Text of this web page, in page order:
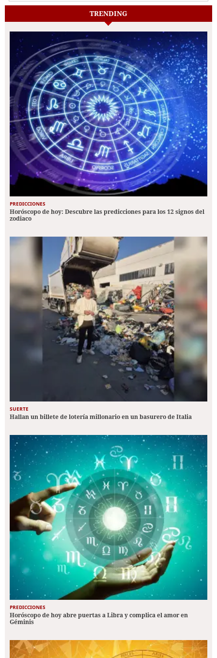
TRENDING
PREDICCIONES
Horóscopo de hoy: Descubre las predicciones para los 12 signos del
zodiaco
SUERTE
Hallan un billete de lotería millonario en un basurero de Italia
PREDICCIONES
Horóscopo de hoy abre puertas a Libra y complica el amor en
Géminis